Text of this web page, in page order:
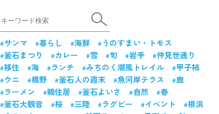
サンマ 暮らし 海鮮
うのすまい・トモス
釜石まつり
カレー 雪 旬 岩手
仲見世通り
移住
海 ランチ みちのく潮風トレイル
甲子柿
ウニ
橋野 釜石人の週末 魚河岸テラス
鹿
ラーメン
鵜住居 釜石よいさ 自然
春
釜石大観音
桜 三陸 ラグビー イベント
根浜